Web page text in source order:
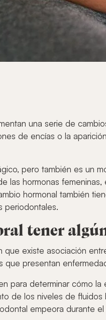
una serie de
de encías o la
pero también es un
las hormonas
hormonal también
periodontales.
tener
que existe asociación
que presentan
para determinar cómo
de los niveles de
empeora durante